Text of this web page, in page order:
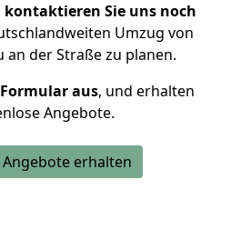
kontaktieren Sie uns noch
Umzug von
an der Straße zu planen.
aus, und erhalten
Angebote.
erhalten